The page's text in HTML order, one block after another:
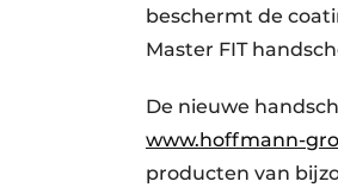
beschermt de
Master FIT
De nieuwe
www.hoffmann-
producten van